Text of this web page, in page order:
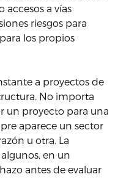
accesos a vías
riesgos para
los propios
a proyectos de
No importa
un proyecto para una
aparece un sector
u otra. La
en un
antes de evaluar